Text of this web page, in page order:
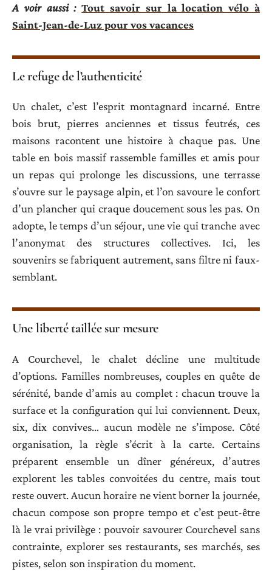
A voir aussi : Tout savoir sur la location vélo à
Saint-Jean-de-Luz pour vos vacances
Le refuge de l’authenticité
Un chalet, c’est l’esprit montagnard incarné. Entre
bois brut, pierres anciennes et tissus feutrés, ces
maisons racontent une histoire à chaque pas. Une
table en bois massif rassemble familles et amis pour
un repas qui prolonge les discussions, une terrasse
s’ouvre sur le paysage alpin, et l’on savoure le confort
d’un plancher qui craque doucement sous les pas. On
adopte, le temps d’un séjour, une vie qui tranche avec
l’anonymat des structures collectives. Ici, les
souvenirs se fabriquent autrement, sans filtre ni faux-
semblant.
Une liberté taillée sur mesure
A Courchevel, le chalet décline une multitude
d’options. Familles nombreuses, couples en quête de
sérénité, bande d’amis au complet : chacun trouve la
surface et la configuration qui lui conviennent. Deux,
six, dix convives… aucun modèle ne s’impose. Côté
organisation, la règle s’écrit à la carte. Certains
préparent ensemble un dîner généreux, d’autres
explorent les tables convoitées du centre, mais tout
reste ouvert. Aucun horaire ne vient borner la journée,
chacun compose son propre tempo et c’est peut-être
là le vrai privilège : pouvoir savourer Courchevel sans
contrainte, explorer ses restaurants, ses marchés, ses
pistes, selon son inspiration du moment.